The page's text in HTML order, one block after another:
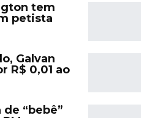
tem
petista
Galvan
R$ 0,01 ao
“bebê”